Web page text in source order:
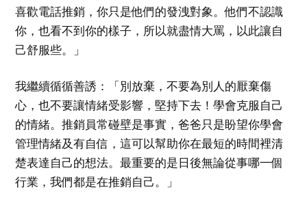
喜歡電話推銷，你只是他們的發洩對象。他們不認識
你，也看不到你的樣子，所以就盡情大罵，以此讓自
己舒服些。」
我繼續循循善誘：「別放棄，不要為別人的厭棄傷
心，也不要讓情緒受影響，堅持下去！學會克服自己
的情緒。推銷員常碰壁是事實，爸爸只是盼望你學會
管理情緒及有自信，這可以幫助你在最短的時間裡清
楚表達自己的想法。最重要的是日後無論從事哪一個
行業，我們都是在推銷自己。」